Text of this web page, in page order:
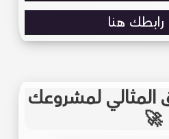
هنا
المثالي لمشروعك
🚀